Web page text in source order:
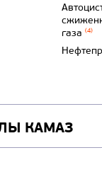
газа (4)
КАМАЗ